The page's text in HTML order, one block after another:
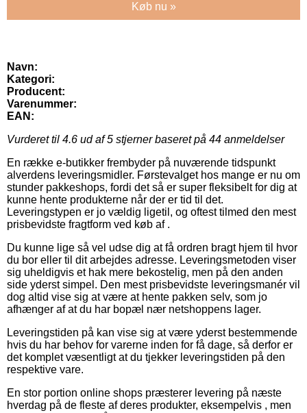
Køb nu »
Navn:
Kategori:
Producent:
Varenummer:
EAN:
Vurderet til 4.6 ud af 5 stjerner baseret på 44 anmeldelser
En række e-butikker frembyder på nuværende tidspunkt
alverdens leveringsmidler. Førstevalget hos mange er nu om
stunder pakkeshops, fordi det så er super fleksibelt for dig at
kunne hente produkterne når der er tid til det.
Leveringstypen er jo vældig ligetil, og oftest tilmed den mest
prisbevidste fragtform ved køb af .
Du kunne lige så vel udse dig at få ordren bragt hjem til hvor
du bor eller til dit arbejdes adresse. Leveringsmetoden viser
sig uheldigvis et hak mere bekostelig, men på den anden
side yderst simpel. Den mest prisbevidste leveringsmanér vil
dog altid vise sig at være at hente pakken selv, som jo
afhænger af at du har bopæl nær netshoppens lager.
Leveringstiden på kan vise sig at være yderst bestemmende
hvis du har behov for varerne inden for få dage, så derfor er
det komplet væsentligt at du tjekker leveringstiden på den
respektive vare.
En stor portion online shops præsterer levering på næste
hverdag på de fleste af deres produkter, eksempelvis , men